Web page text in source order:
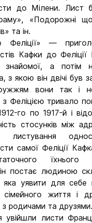
до Мілени. Лист
«Подорожні
та ін.
Феліції» —
Кафки до
знайомої, а потім
з якою він двічі був
вони так і
Феліцією тривало
го по 1917-й і
стосунків між
самої Феліції
їхнього
постає людиною
яка уявити для
сімейного життя і
з родичами та друзями.
увійшли листи